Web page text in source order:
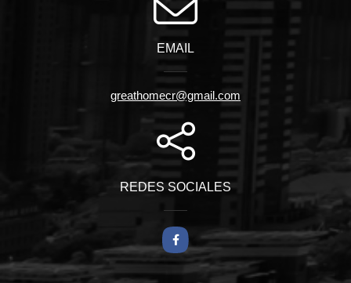
EMAIL
greathomecr@gmail.com
REDES SOCIALES
Facebook